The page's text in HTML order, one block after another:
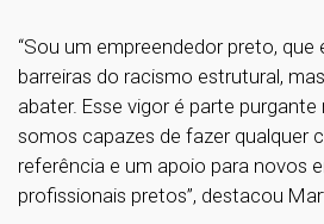
“Sou um empreendedor preto,
barreiras do racismo estrutural,
abater. Esse vigor é parte purgante
somos capazes de fazer qualquer
referência e um apoio para novos
profissionais pretos”, destacou